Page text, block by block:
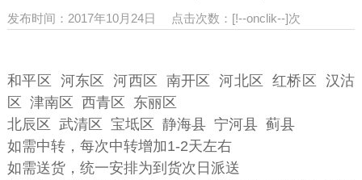
发布时间：2017年10月24日 点击次数：[!--onclik--]次
和平区 河东区 河西区 南开区 河北区 红桥区 汉沽
区 津南区 西青区 东丽区
北辰区 武清区 宝坻区 静海县 宁河县 蓟县
如需中转，每次中转增加1-2天左右
如需送货，统一安排为到货次日派送